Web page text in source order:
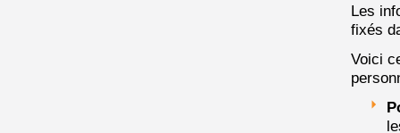
Les
fixés
Voici